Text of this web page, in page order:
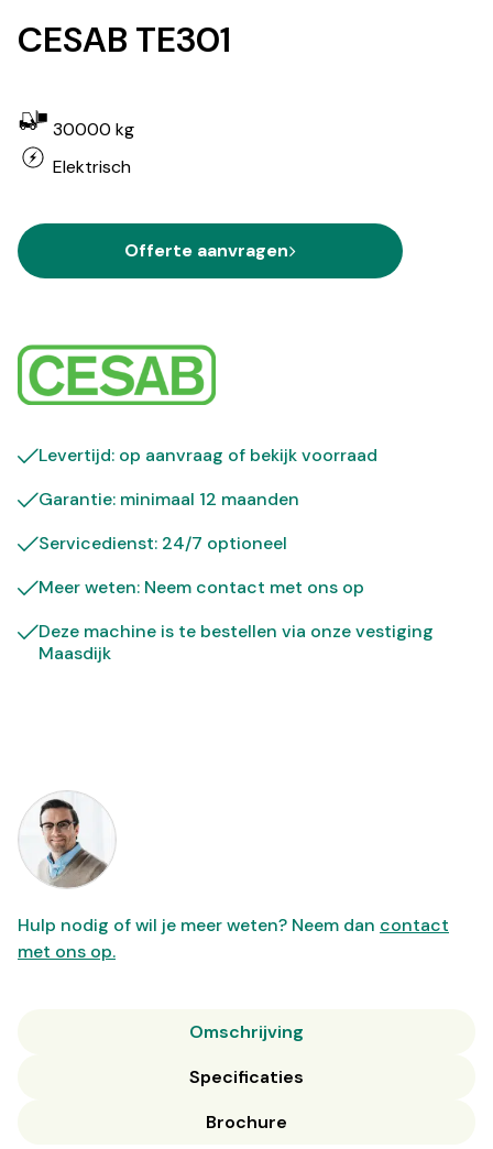
CESAB TE301
30000 kg
Elektrisch
Offerte aanvragen
Levertijd: op aanvraag of bekijkvoorraad
Garantie: minimaal 12 maanden
Servicedienst: 24/7 optioneel
Meer weten: Neem contact met ons op
Deze machine is te bestellen via onze vestiging
Maasdijk
Hulp nodig of wil je meer weten? Neem dan contact
met ons op.
Omschrijving
Specificaties
Brochure